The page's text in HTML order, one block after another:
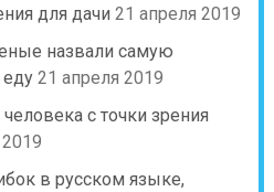
для дачи 21 апреля 2019
назвали самую
21 апреля 2019
с точки зрения
в русском языке,